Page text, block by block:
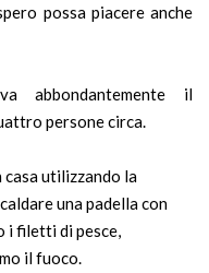
possa piacere anche
abbondantemente il
persone circa.
casa utilizzando la
una padella con
i filetti di pesce,
il fuoco.